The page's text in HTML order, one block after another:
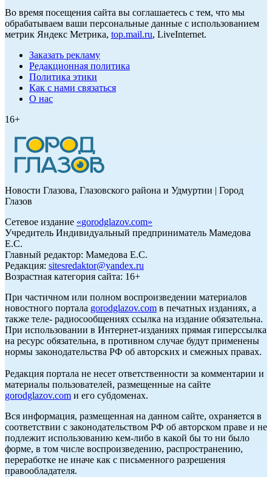
Во время посещения сайта вы соглашаетесь с тем, что мы
обрабатываем ваши персональные данные с использованием
метрик Яндекс Метрика, top.mail.ru, LiveInternet.
Заказать рекламу
Редакционная политика
Политика этики
Как с нами связаться
О нас
16+
Новости Глазова, Глазовского района и Удмуртии | Город
Глазов
Сетевое издание «gorodglazov.com»
Учредитель Индивидуальный предприниматель Мамедова
Е.С.
Главный редактор: Мамедова Е.С.
Редакция: sitesredaktor@yandex.ru
Возрастная категория сайта: 16+
При частичном или полном воспроизведении материалов
новостного портала gorodglazov.com в печатных изданиях, а
также теле- радиосообщениях ссылка на издание обязательна.
При использовании в Интернет-изданиях прямая гиперссылка
на ресурс обязательна, в противном случае будут применены
нормы законодательства РФ об авторских и смежных правах.
Редакция портала не несет ответственности за комментарии и
материалы пользователей, размещенные на сайте
gorodglazov.com и его субдоменах.
Вся информация, размещенная на данном сайте, охраняется в
соответствии с законодательством РФ об авторском праве и не
подлежит использованию кем-либо в какой бы то ни было
форме, в том числе воспроизведению, распространению,
переработке не иначе как с письменного разрешения
правообладателя.